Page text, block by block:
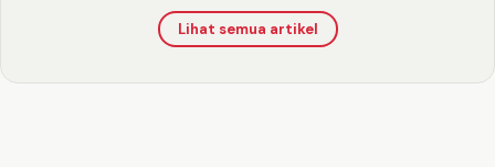
Lihat semua artikel